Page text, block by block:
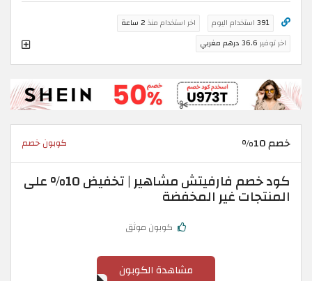
391 استخدام اليوم اخر استخدام منذ 2 ساعة
اخر توفير 36.6 درهم مغربي
خصم 10% كوبون خصم
كود خصم فارفيتش مشاهير | تخفيض 10% على
المنتجات غير المخفضة
كوبون موثق
مشاهدة الكوبون